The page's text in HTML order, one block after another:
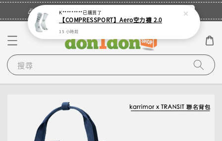
🎉登入會員・領取您的專屬折扣券！ 立即登入
搜尋
K*********已購買了
【COMPRESSPORT】Aero空力襪 2.0
15 小時前